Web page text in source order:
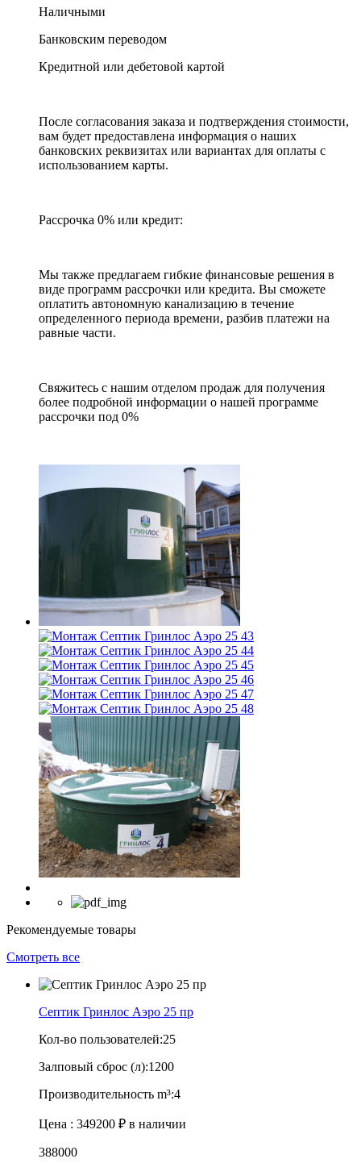
Наличными
Банковским переводом
Кредитной или дебетовой картой
После согласования заказа и подтверждения стоимости,
вам будет предоставлена информация о наших
банковских реквизитах или вариантах для оплаты с
использованием карты.
Рассрочка 0% или кредит:
Мы также предлагаем гибкие финансовые решения в
виде программ рассрочки или кредита. Вы сможете
оплатить автономную канализацию в течение
определенного периода времени, разбив платежи на
равные части.
Свяжитесь с нашим отделом продаж для получения
более подробной информации о нашей программе
рассрочки под 0%
Рекомендуемые товары
Смотреть все
Септик Гринлос Аэро 25 пр
Кол-во пользователей:25
Залповый сброс (л):1200
Производительность m³:4
Цена : 349200 ₽ в наличии
388000